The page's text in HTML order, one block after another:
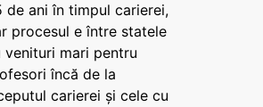
de ani în timpul carierei,
procesul e între statele
venituri mari pentru
încă de la
carierei și cele cu